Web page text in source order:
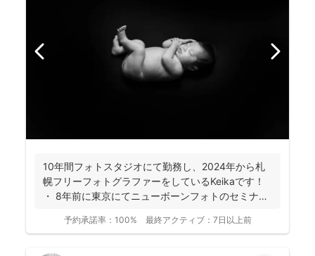
10年間フォトスタジオにて勤務し、2024年から札
幌フリーフォトグラファーをしているKeikaです！
・ 8年前に東京にてニューボーンフォトのセミナ
予約承諾率： 100% 最終アクティブ： 7日以上前